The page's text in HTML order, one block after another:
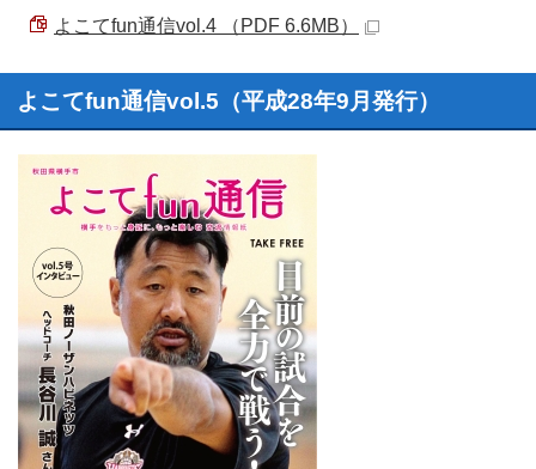
よこてfun通信vol.4 （PDF 6.6MB）
よこてfun通信vol.5（平成28年9月発行）